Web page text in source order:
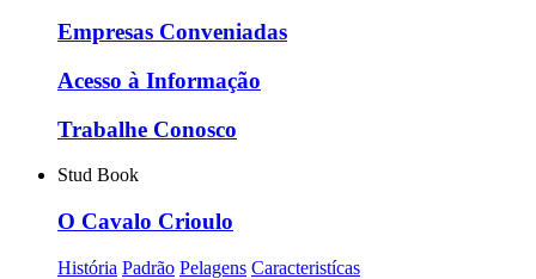
Empresas Conveniadas
Acesso à Informação
Trabalhe Conosco
Stud Book
O Cavalo Crioulo
História Padrão Pelagens Caracteristícas